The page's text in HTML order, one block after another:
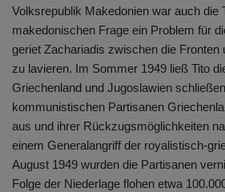
Volksrepublik Makedonien war auch die
makedonischen Frage ein Problem für
geriet Zachariadis zwischen die Fronten
zu lavieren. Im Sommer 1949 ließ Tito
Griechenland und Jugoslawien
kommunistischen Partisanen
aus und ihrer Rückzugsmöglichkeiten
einem Generalangriff der royalistisch-
August 1949 wurden die Partisanen
Folge der Niederlage flohen etwa